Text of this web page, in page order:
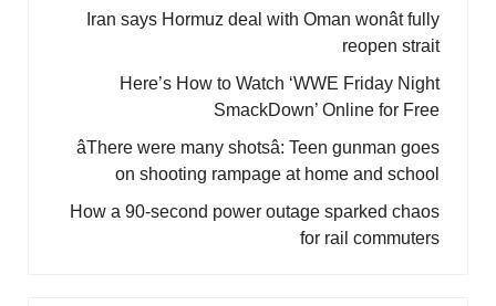
Iran says Hormuz deal with Oman wonât fully
reopen strait
Here’s How to Watch ‘WWE Friday Night
SmackDown’ Online for Free
âThere were many shotsâ: Teen gunman goes
on shooting rampage at home and school
How a 90-second power outage sparked chaos
for rail commuters